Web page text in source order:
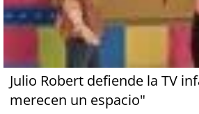
Julio Robert defiende la TV
merecen un espacio"